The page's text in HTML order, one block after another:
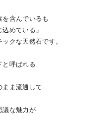
含んでいるも
めている」
クな天然石です。
と呼ばれる
まま流通して
議な魅力が